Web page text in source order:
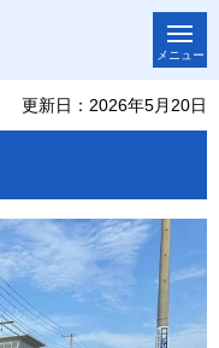
メニュー
更新日：2026年5月20日